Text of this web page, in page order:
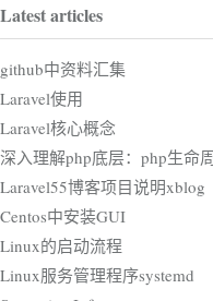
Latest articles
github中资料汇集
Laravel使用
Laravel核心概念
深入理解php底层：php生命
Laravel55博客项目说明xblog
Centos中安装GUI
Linux的启动流程
Linux服务管理程序systemd